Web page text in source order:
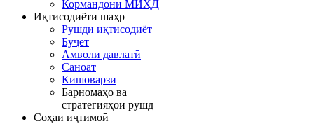
Кормандони МИҲД
Иқтисодиёти шаҳр
Рушди иқтисодиёт
Буҷет
Амволи давлатӣ
Саноат
Кишоварзӣ
Барномаҳо ва
стратегияҳои рушд
Соҳаи иҷтимоӣ